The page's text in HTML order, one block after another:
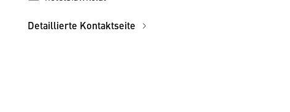
Detaillierte Kontaktseite